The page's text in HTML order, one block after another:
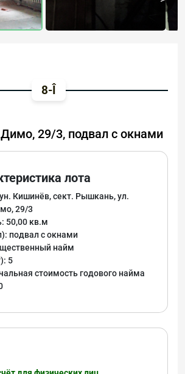
8-Î
29/3, подвал с окнами
лота
Кишинёв, сект. Рышкань, ул.
29/3
50,00 кв.м
подвал с окнами
найм
5
стоимость годового найма